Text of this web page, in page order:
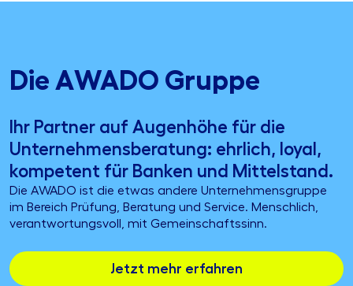
Die AWADO Gruppe
Ihr Partner auf Augenhöhe für die
Unternehmensberatung: ehrlich, loyal,
kompetent für Banken und Mittelstand.
Die AWADO ist die etwas andere Unternehmensgruppe
im Bereich Prüfung, Beratung und Service. Menschlich,
verantwortungsvoll, mit Gemeinschaftssinn.
Jetzt mehr erfahren